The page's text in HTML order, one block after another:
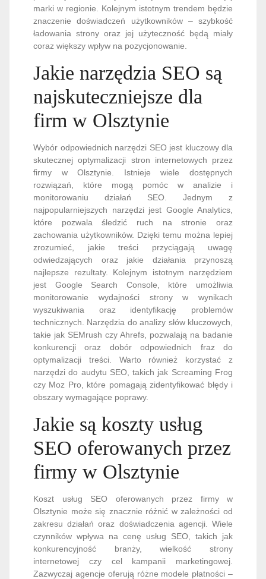
marki w regionie. Kolejnym istotnym trendem będzie
znaczenie doświadczeń użytkowników – szybkość
ładowania strony oraz jej użyteczność będą miały
coraz większy wpływ na pozycjonowanie.
Jakie narzędzia SEO są
najskuteczniejsze dla
firm w Olsztynie
Wybór odpowiednich narzędzi SEO jest kluczowy dla
skutecznej optymalizacji stron internetowych przez
firmy w Olsztynie. Istnieje wiele dostępnych
rozwiązań, które mogą pomóc w analizie i
monitorowaniu działań SEO. Jednym z
najpopularniejszych narzędzi jest Google Analytics,
które pozwala śledzić ruch na stronie oraz
zachowania użytkowników. Dzięki temu można lepiej
zrozumieć, jakie treści przyciągają uwagę
odwiedzających oraz jakie działania przynoszą
najlepsze rezultaty. Kolejnym istotnym narzędziem
jest Google Search Console, które umożliwia
monitorowanie wydajności strony w wynikach
wyszukiwania oraz identyfikację problemów
technicznych. Narzędzia do analizy słów kluczowych,
takie jak SEMrush czy Ahrefs, pozwalają na badanie
konkurencji oraz dobór odpowiednich fraz do
optymalizacji treści. Warto również korzystać z
narzędzi do audytu SEO, takich jak Screaming Frog
czy Moz Pro, które pomagają zidentyfikować błędy i
obszary wymagające poprawy.
Jakie są koszty usług
SEO oferowanych przez
firmy w Olsztynie
Koszt usług SEO oferowanych przez firmy w
Olsztynie może się znacznie różnić w zależności od
zakresu działań oraz doświadczenia agencji. Wiele
czynników wpływa na cenę usług SEO, takich jak
konkurencyjność branży, wielkość strony
internetowej czy cel kampanii marketingowej.
Zazwyczaj agencje oferują różne modele płatności –